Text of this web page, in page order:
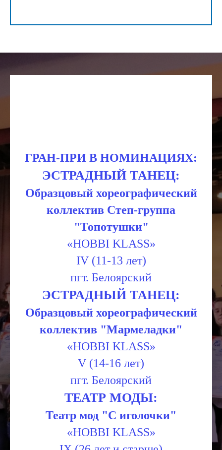
ГРАН-ПРИ В НОМИНАЦИЯХ:
ЭСТРАДНЫЙ ТАНЕЦ:
Образцовый хореографический
коллектив Степ-группа
"Топотушки"
«HOBBI KLASS»
IV (11-13 лет)
пгт. Белоярский
ЭСТРАДНЫЙ ТАНЕЦ:
Образцовый хореографический
коллектив "Мармеладки"
«HOBBI KLASS»
V (14-16 лет)
пгт. Белоярский
ТЕАТР МОДЫ:
Театр мод "С иголочки"
«HOBBI KLASS»